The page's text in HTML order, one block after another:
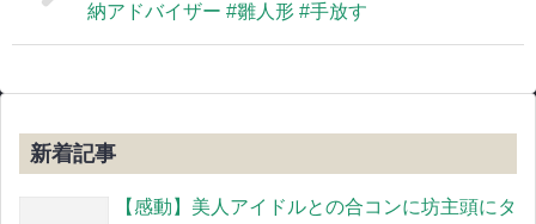
納アドバイザー #雛人形 #手放す
新着記事
【感動】美人アイドルとの合コンに坊主頭にタ